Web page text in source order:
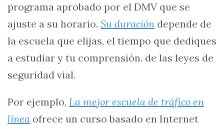
programa aprobado por el DMV que se
ajuste a su horario. Su duración depende de
la escuela que elijas, el tiempo que dediques
a estudiar y tu comprensión. de las leyes de
seguridad vial.
Por ejemplo, La mejor escuela de tráfico en
línea ofrece un curso basado en Internet